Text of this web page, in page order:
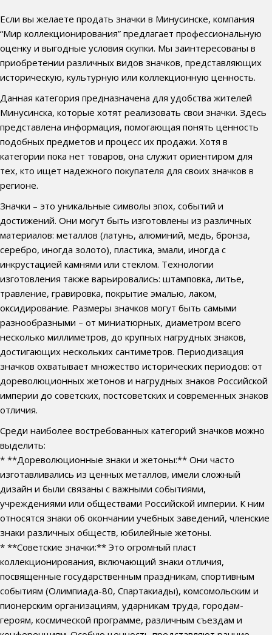
Если вы желаете продать значки в Минусинске, компания
“Мир коллекционирования” предлагает профессиональную
оценку и выгодные условия скупки. Мы заинтересованы в
приобретении различных видов значков, представляющих
историческую, культурную или коллекционную ценность.
Данная категория предназначена для удобства жителей
Минусинска, которые хотят реализовать свои значки. Здесь
представлена информация, помогающая понять ценность
подобных предметов и процесс их продажи. Хотя в
категории пока нет товаров, она служит ориентиром для
тех, кто ищет надежного покупателя для своих значков в
регионе.
Значки – это уникальные символы эпох, событий и
достижений. Они могут быть изготовлены из различных
материалов: металлов (латунь, алюминий, медь, бронза,
серебро, иногда золото), пластика, эмали, иногда с
инкрустацией камнями или стеклом. Технологии
изготовления также варьировались: штамповка, литье,
травление, гравировка, покрытие эмалью, лаком,
оксидирование. Размеры значков могут быть самыми
разнообразными – от миниатюрных, диаметром всего
несколько миллиметров, до крупных нагрудных знаков,
достигающих нескольких сантиметров. Периодизация
значков охватывает множество исторических периодов: от
дореволюционных жетонов и нагрудных знаков Российской
империи до советских, постсоветских и современных знаков
отличия.
Среди наиболее востребованных категорий значков можно
выделить:
* **Дореволюционные знаки и жетоны:** Они часто
изготавливались из ценных металлов, имели сложный
дизайн и были связаны с важными событиями,
учреждениями или обществами Российской империи. К ним
относятся знаки об окончании учебных заведений, членские
знаки различных обществ, юбилейные жетоны.
* **Советские значки:** Это огромный пласт
коллекционирования, включающий знаки отличия,
посвященные государственным праздникам, спортивным
событиям (Олимпиада-80, Спартакиады), комсомольским и
пионерским организациям, ударникам труда, городам-
героям, космической программе, различным съездам и